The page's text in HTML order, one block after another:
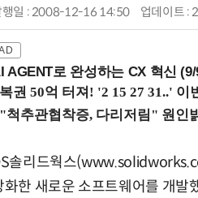
행일 : 2008-12-16 14:50 업데이트 :
AGENT로 완성하는 CX 혁신
솔리드웍스
화한 새로운 소프트웨어를 개발